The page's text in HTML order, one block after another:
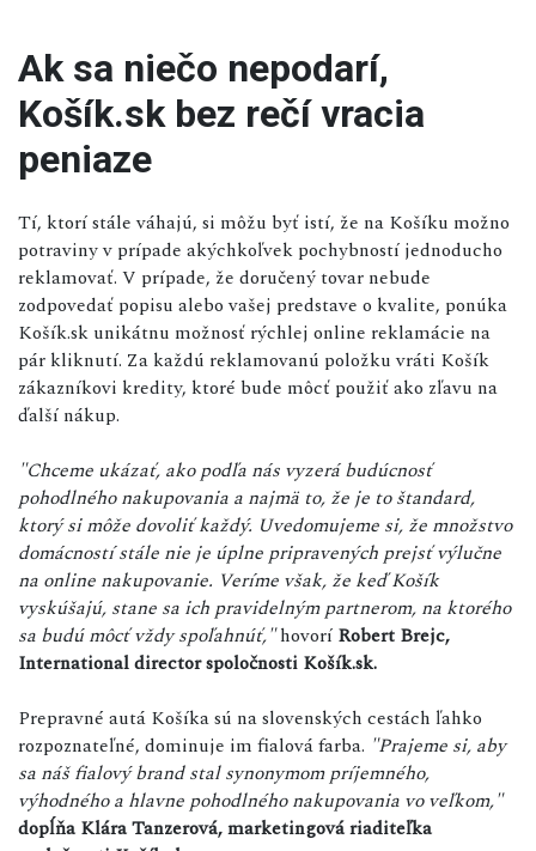
Ak sa niečo nepodarí,
Košík.sk bez rečí vracia
peniaze
Tí, ktorí stále váhajú, si môžu byť istí, že na Košíku možno
potraviny v prípade akýchkoľvek pochybností jednoducho
reklamovať. V prípade, že doručený tovar nebude
zodpovedať popisu alebo vašej predstave o kvalite, ponúka
Košík.sk unikátnu možnosť rýchlej online reklamácie na
pár kliknutí. Za každú reklamovanú položku vráti Košík
zákazníkovi kredity, ktoré bude môcť použiť ako zľavu na
ďalší nákup.
"Chceme ukázať, ako podľa nás vyzerá budúcnosť
pohodlného nakupovania a najmä to, že je to štandard,
ktorý si môže dovoliť každý. Uvedomujeme si, že množstvo
domácností stále nie je úplne pripravených prejsť výlučne
na online nakupovanie. Veríme však, že keď Košík
vyskúšajú, stane sa ich pravidelným partnerom, na ktorého
sa budú môcť vždy spoľahnúť,"hovorí Robert Brejc,
International director spoločnosti Košík.sk.
Prepravné autá Košíka sú na slovenských cestách ľahko
rozpoznateľné, dominuje im fialová farba. "Prajeme si, aby
sa náš fialový brand stal synonymom príjemného,
výhodného a hlavne pohodlného nakupovania vo veľkom,"
dopĺňa Klára Tanzerová, marketingová riaditeľka